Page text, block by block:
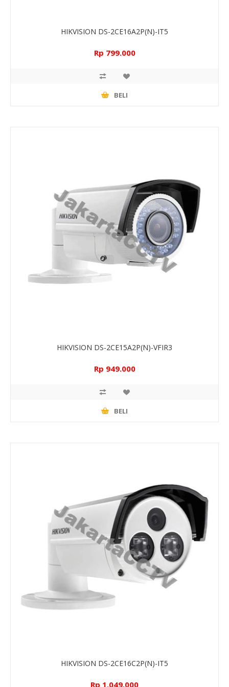
HIKVISION DS-2CE16A2P(N)-IT5
Rp 799.000
BELI
HIKVISION DS-2CE15A2P(N)-VFIR3
Rp 949.000
BELI
HIKVISION DS-2CE16C2P(N)-IT5
Rp 1.049.000